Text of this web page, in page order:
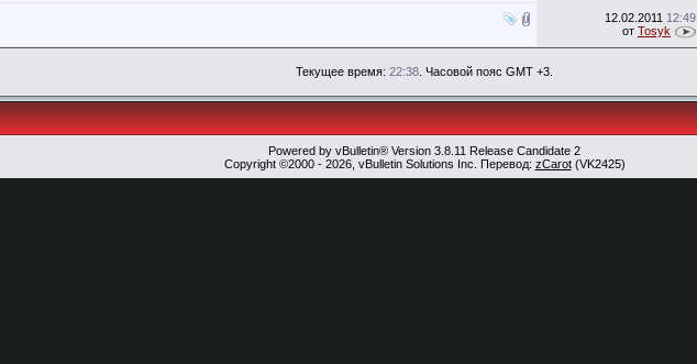
12.02.2011 12:49
от Tosyk
Текущее время: 22:38 . Часовой пояс GMT +3.
Powered by vBulletin® Version 3.8.11 Release Candidate 2
Copyright ©2000 - 2026, vBulletin Solutions Inc. Перевод: zCarot(VK2425)